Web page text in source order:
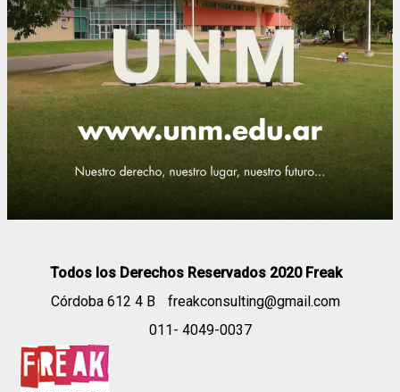
Todos los Derechos Reservados 2020 Freak
Córdoba 612 4 B
freakconsulting@gmail.com
011- 4049-0037